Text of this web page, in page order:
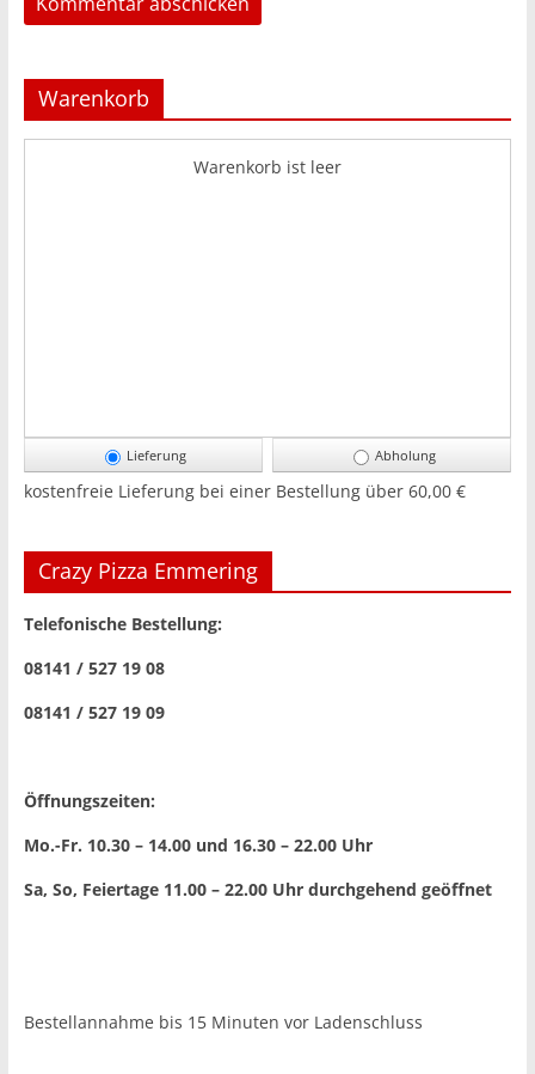
Warenkorb
Warenkorb ist leer
Lieferung Abholung
kostenfreie Lieferung bei einer Bestellung über 60,00 €
Crazy Pizza Emmering
Telefonische Bestellung:
08141 / 527 19 08
08141 / 527 19 09
Öffnungszeiten:
Mo.-Fr. 10.30 – 14.00 und 16.30 – 22.00 Uhr
Sa, So, Feiertage 11.00 – 22.00 Uhr durchgehend geöffnet
Bestellannahme bis 15 Minuten vor Ladenschluss